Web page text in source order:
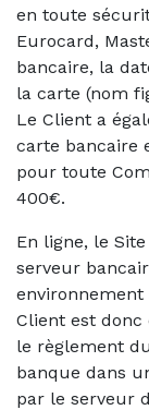
en toute
Eurocard,
bancaire, la
la carte (nom
Le Client a
carte bancaire
pour toute
400€.
En ligne, le
serveur
environnement
Client est donc
le règlement
banque dans
par le serveur